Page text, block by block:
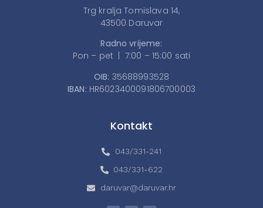
Trg kralja Tomislava 14,
43500 Daruvar
Radno vrijeme:
Pon – pet | 7:00 – 15:00 sati
OIB: 35688993528
IBAN: HR6023400091806700003
Kontakt
043/331-241
043/331-622
daruvar@daruvar.hr